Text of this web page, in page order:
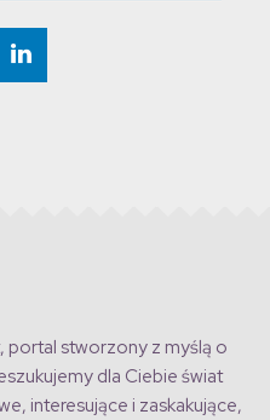
portal stworzony z myślą o
dla Ciebie świat
interesujące i zaskakujące,